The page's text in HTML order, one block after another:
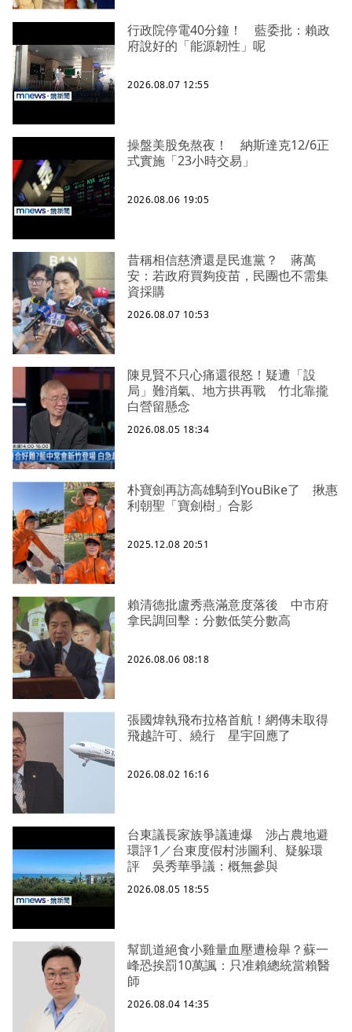
行政院停電40分鐘！ 藍委批：賴政
府說好的「能源韌性」呢
2026.08.07 12:55
操盤美股免熬夜！ 納斯達克12/6正
式實施「23小時交易」
2026.08.06 19:05
昔稱相信慈濟還是民進黨？ 蔣萬
安：若政府買夠疫苗，民團也不需集
資採購
2026.08.07 10:53
陳見賢不只心痛還很怒！疑遭「設
局」難消氣、地方拱再戰 竹北靠攏
白營留懸念
2026.08.05 18:34
朴寶劍再訪高雄騎到YouBike了 揪惠
利朝聖「寶劍樹」合影
2025.12.08 20:51
賴清德批盧秀燕滿意度落後 中市府
拿民調回擊：分數低笑分數高
2026.08.06 08:18
張國煒執飛布拉格首航！網傳未取得
飛越許可、繞行 星宇回應了
2026.08.02 16:16
台東議長家族爭議連爆 涉占農地避
環評1／台東度假村涉圖利、疑躲環
評 吳秀華爭議：概無參與
2026.08.05 18:55
幫凱道絕食小雞量血壓遭檢舉？蘇一
峰恐挨罰10萬諷：只准賴總統當賴醫
師
2026.08.04 14:35